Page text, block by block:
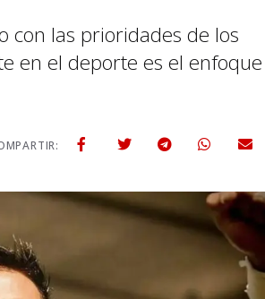
con las prioridades de los
en el deporte es el